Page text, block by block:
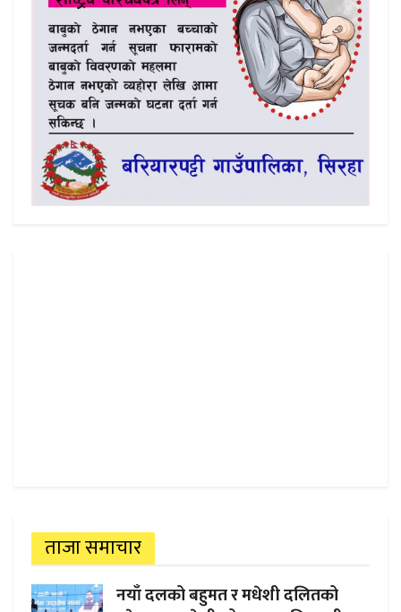
ताजा समाचार
नयाँ दलको बहुमत र मधेशी दलितको